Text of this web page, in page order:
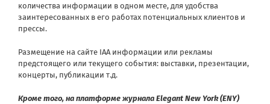
количества информации в одном месте, для удобства
заинтересованных в его работах потенциальных клиентов и
прессы.
Размещение на сайте IAA информации или рекламы
предстоящего или текущего события: выставки, презентации,
концерты, публикации т.д.
Кроме того, на платформе журнала Elegant New York (ENY)